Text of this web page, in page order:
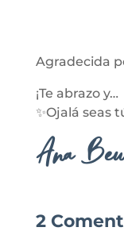
Agradecida
¡Te abrazo y…
✨Ojalá seas
Ana
2